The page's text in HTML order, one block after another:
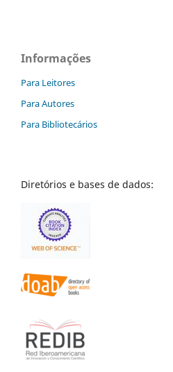
Informações
Para Leitores
Para Autores
Para Bibliotecários
Diretórios e bases de dados: